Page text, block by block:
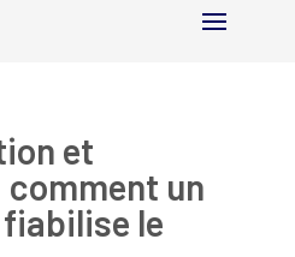
et
un
fiabilise le